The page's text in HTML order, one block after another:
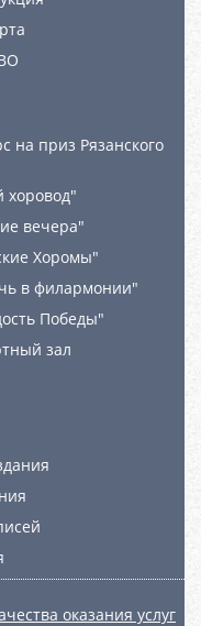
на приз Рязанского
хоровод"
вечера"
Хоромы"
в филармонии"
Победы"
зал
оказания услуг